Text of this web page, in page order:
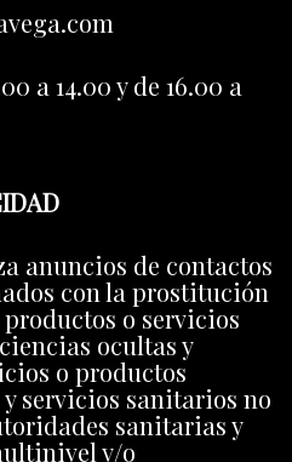
a 14.00 y de 16.00 a
anuncios de contactos
con la prostitución
o servicios
ocultas y
o productos
servicios sanitarios no
sanitarias y
y/o